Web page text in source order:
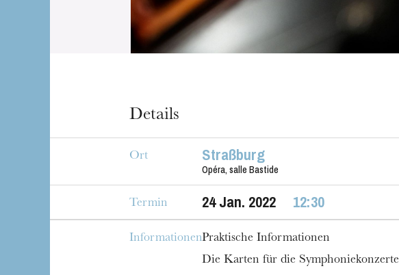
Details
Ort Straßburg
Opéra, salle Bastide
Termin 24Jan. 2022 12:30
InformationenPraktische Informationen
Die Karten für die Symphoniekonzerte